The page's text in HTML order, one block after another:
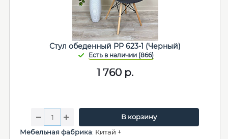
Стул обеденный PP 623-1 (Черный)
1 760 р.
В корзину
Мебельная фабрика: Китай +